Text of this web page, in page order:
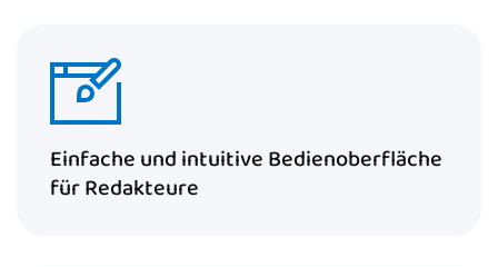
Einfache und intuitive Bedienoberfläche
für Redakteure